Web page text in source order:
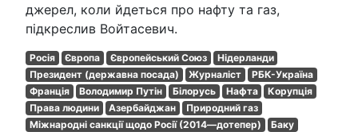
джерел, коли йдеться про нафту та газ,
підкреслив Войтасевич.
Росія Європа Європейський Союз
Нідерланди
Президент (державна посада)
Журналіст
РБК-Україна
Франція
Володимир Путін Білорусь Нафта
Корупція
Права людини
Азербайджан
Природний газ
Міжнародні санкції щодо Росії (2014—дотепер)
Баку